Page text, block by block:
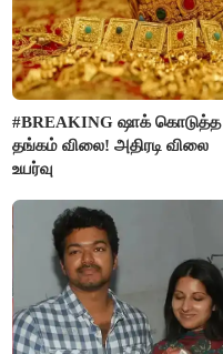
#BREAKING ஷாக் கொடுத்த
தங்கம் விலை! அதிரடி விலை
உயர்வு